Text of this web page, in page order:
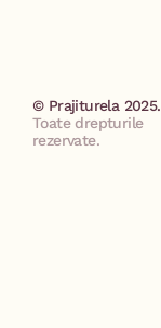
© Prajiturela 2025.
Toate drepturile
rezervate.